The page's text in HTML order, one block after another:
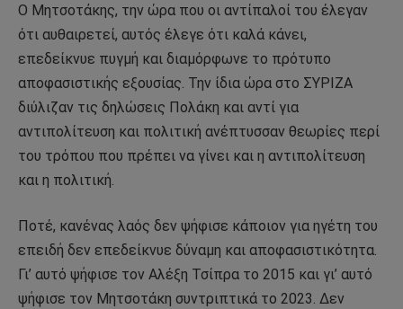
Ο Μητσοτάκης, την ώρα που οι αντίπαλοί του έλεγαν
ότι αυθαιρετεί, αυτός έλεγε ότι καλά κάνει,
επεδείκνυε πυγμή και διαμόρφωνε το πρότυπο
αποφασιστικής εξουσίας. Την ίδια ώρα στο ΣΥΡΙΖΑ
διύλιζαν τις δηλώσεις Πολάκη και αντί για
αντιπολίτευση και πολιτική ανέπτυσσαν θεωρίες περί
του τρόπου που πρέπει να γίνει και η αντιπολίτευση
και η πολιτική.
Ποτέ, κανένας λαός δεν ψήφισε κάποιον για ηγέτη του
επειδή δεν επεδείκνυε δύναμη και αποφασιστικότητα.
Γι’ αυτό ψήφισε τον Αλέξη Τσίπρα το 2015 και γι’ αυτό
ψήφισε τον Μητσοτάκη συντριπτικά το 2023. Δεν